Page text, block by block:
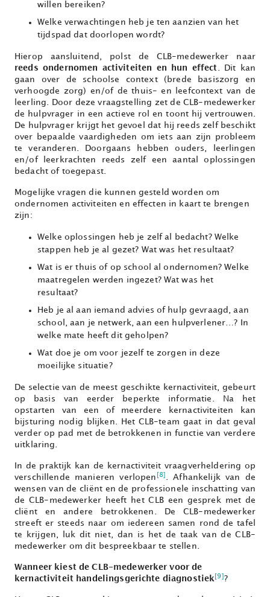
willen bereiken?
Welke verwachtingen heb je ten aanzien van het
tijdspad dat doorlopen wordt?
Hierop aansluitend, polst de CLB-medewerker naar
reeds ondernomen activiteiten en hun effect
. Dit kan
gaan over de schoolse context (brede basiszorg en
verhoogde zorg) en/of de thuis- en leefcontext van de
leerling. Door deze vraagstelling zet de CLB-medewerker
de hulpvrager in een actieve rol en toont hij vertrouwen.
De hulpvrager krijgt het gevoel dat hij reeds zelf beschikt
over bepaalde vaardigheden om iets aan zijn probleem
te veranderen. Doorgaans hebben ouders, leerlingen
en/of leerkrachten reeds zelf een aantal oplossingen
bedacht of toegepast.
Mogelijke vragen die kunnen gesteld worden om
ondernomen activiteiten en effecten in kaart te brengen
zijn:
Welke oplossingen heb je zelf al bedacht? Welke
stappen heb je al gezet? Wat was het resultaat?
Wat is er thuis of op school al ondernomen? Welke
maatregelen werden ingezet? Wat was het
resultaat?
Heb je al aan iemand advies of hulp gevraagd, aan
school, aan je netwerk, aan een hulpverlener…? In
welke mate heeft dit geholpen?
Wat doe je om voor jezelf te zorgen in deze
moeilijke situatie?
De selectie van de meest geschikte kernactiviteit, gebeurt
op basis van eerder beperkte informatie. Na het
opstarten van een of meerdere kernactiviteiten kan
bijsturing nodig blijken. Het CLB-team gaat in dat geval
verder op pad met de betrokkenen in functie van verdere
uitklaring.
In de praktijk kan de kernactiviteit vraagverheldering op
verschillende manieren verlopen
[8]
. Afhankelijk van de
wensen van de cliënt en de professionele inschatting van
de CLB-medewerker heeft het CLB een gesprek met de
cliënt en andere betrokkenen. De CLB-medewerker
streeft er steeds naar om iedereen samen rond de tafel
te krijgen, luk dit niet, dan is het de taak van de CLB-
medewerker om dit bespreekbaar te stellen.
Wanneer kiest de CLB-medewerker voor de
kernactiviteit handelingsgerichte diagnostiek [9] ?